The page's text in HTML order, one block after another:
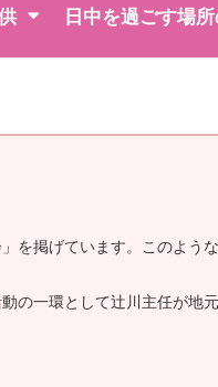
日中を過ごす場
を掲げています。このよ
一環として辻川主任が地